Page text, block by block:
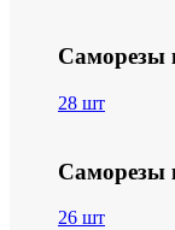
Саморезы
28 шт
Саморезы
26 шт